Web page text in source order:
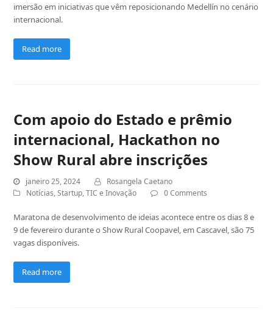
imersão em iniciativas que vêm reposicionando Medellín no cenário
internacional.
Read more
Com apoio do Estado e prêmio
internacional, Hackathon no
Show Rural abre inscrições
janeiro 25, 2024
Rosangela Caetano
Notícias,Startup,TIC e Inovação 0 Comments
Maratona de desenvolvimento de ideias acontece entre os dias 8 e
9 de fevereiro durante o Show Rural Coopavel, em Cascavel, são 75
vagas disponíveis.
Read more